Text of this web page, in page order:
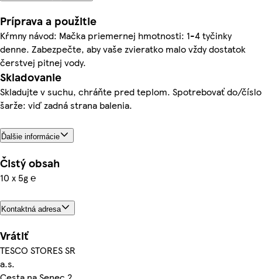
Príprava a použitie
Kŕmny návod: Mačka priemernej hmotnosti: 1-4 tyčinky
denne. Zabezpečte, aby vaše zvieratko malo vždy dostatok
čerstvej pitnej vody.
Skladovanie
Skladujte v suchu, chráňte pred teplom. Spotrebovať do/číslo
šarže: viď zadná strana balenia.
Ďalšie informácie
Čistý obsah
10 x 5g ℮
Kontaktná adresa
Vrátiť
TESCO STORES SR
a.s.